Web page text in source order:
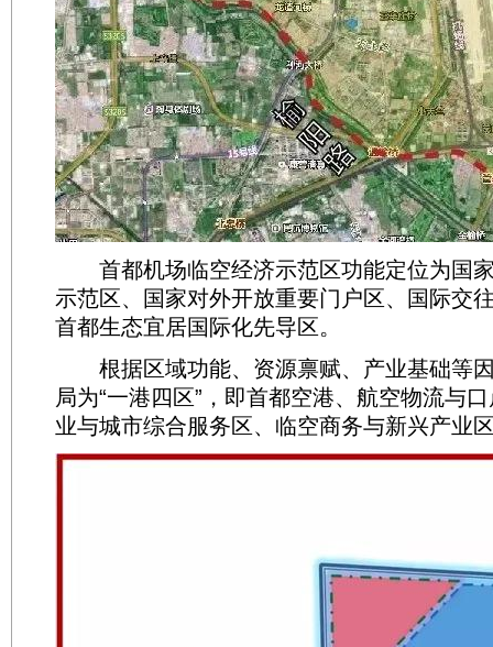
首都机场临空经济示范区功能定位为国
示范区、国家对外开放重要门户区、国际交
首都生态宜居国际化先导区。
根据区域功能、资源禀赋、产业基础等
局为“一港四区”，即首都空港、航空物流与
业与城市综合服务区、临空商务与新兴产业